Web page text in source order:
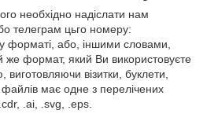
необхідно надіслати нам
телеграм цьго номеру:
форматі, або, іншими словами,
же формат, який Ви використовуєте
візитки, буклети,
має одне з перелічених
.ai, .svg, .eps.